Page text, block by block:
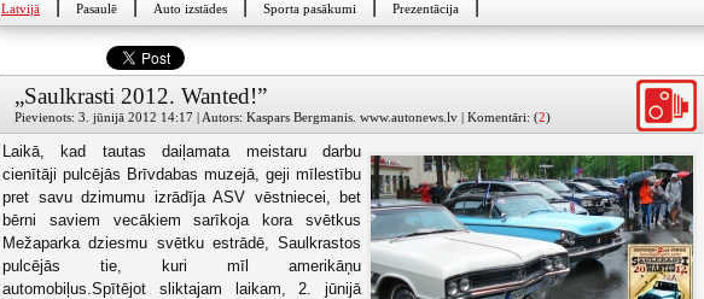
Latvijā Pasaulē Auto izstādes Sporta pasākumi Prezentācija
„Saulkrasti 2012. Wanted!”
Pievienots: 3. jūnijā 2012 14:17 | Autors: Kaspars Bergmanis. www.autonews.lv | Komentāri: (2)
Laikā, kad tautas daiļamata meistaru darbu
cienītāji pulcējās Brīvdabas muzejā, geji mīlestību
pret savu dzimumu izrādīja ASV vēstniecei, bet
bērni saviem vecākiem sarīkoja kora svētkus
Mežaparka dziesmu svētku estrādē, Saulkrastos
pulcējās tie, kuri mīl amerikāņu
automobiļus.Spītējot sliktajam laikam, 2. jūnijā